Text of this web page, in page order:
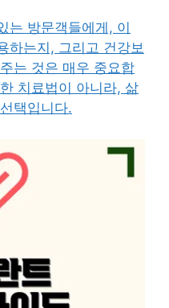
는 방문객들에게, 이
하는지, 그리고 건강보
는 것은 매우 중요합
치료법이 아니라, 삶
택입니다.